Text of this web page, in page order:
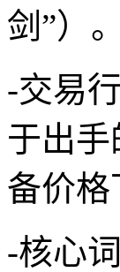
剑”）。
-交易
于出
备价格
-核心